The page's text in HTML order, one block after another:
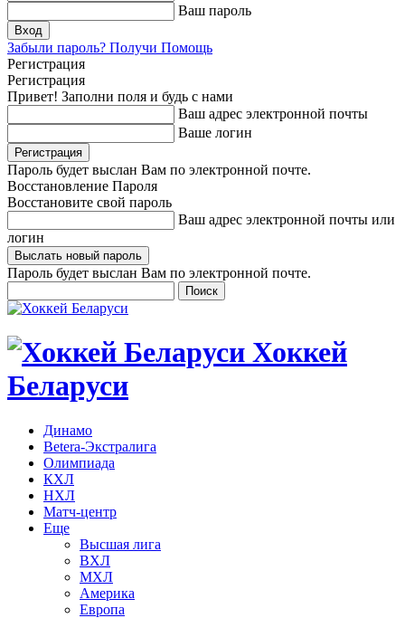
Ваш пароль
Забыли пароль? Получи Помощь
Регистрация
Регистрация
Привет! Заполни поля и будь с нами
Ваш адрес электронной почты
Ваше логин
Пароль будет выслан Вам по электронной почте.
Восстановление Пароля
Восстановите свой пароль
Ваш адрес электронной почты или
логин
Пароль будет выслан Вам по электронной почте.
Хоккей
Беларуси
Динамо
Betera-Экстралига
Олимпиада
КХЛ
НХЛ
Матч-центр
Еще
Высшая лига
ВХЛ
МХЛ
Америка
Европа